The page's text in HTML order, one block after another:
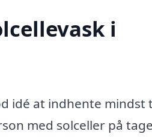
i
idé at indhente mindst
med solceller på